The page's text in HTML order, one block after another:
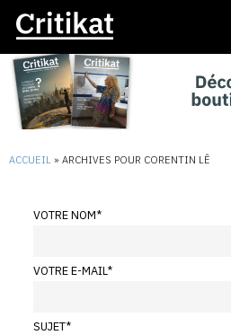
ACCUEIL » ARCHIVES POUR CORENTIN LÊ
VOTRE NOM*
VOTRE E-MAIL*
SUJET*